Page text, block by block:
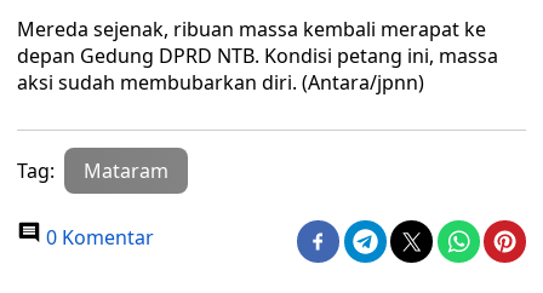
Mereda sejenak, ribuan massa kembali merapat ke
depan Gedung DPRD NTB. Kondisi petang ini, massa
aksi sudah membubarkan diri. (Antara/jpnn)
Tag: Mataram
0 Komentar